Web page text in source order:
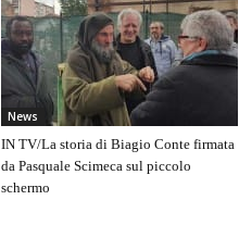
News
IN TV/La storia di Biagio Conte firmata
da Pasquale Scimeca sul piccolo
schermo